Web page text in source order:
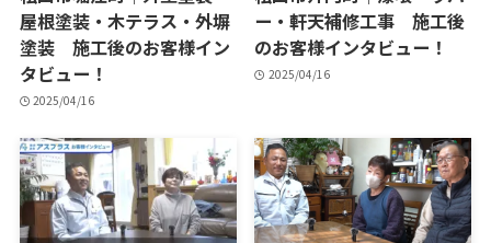
屋根塗装・木テラス・外塀
塗装 施工後のお客様イン
タビュー！
2025/04/16
ー・軒天補修工事 施工後
のお客様インタビュー！
2025/04/16